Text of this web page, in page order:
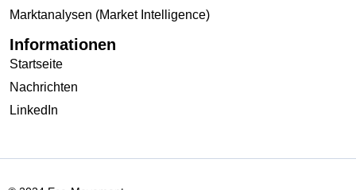
Marktanalysen (Market Intelligence)
Informationen
Startseite
Nachrichten
LinkedIn